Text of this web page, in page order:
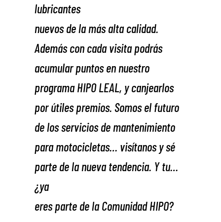
lubricantes
nuevos de la más alta calidad.
Además con cada visita podrás
acumular puntos en nuestro
programa HIPO LEAL, y canjearlos
por útiles premios. Somos el futuro
de los servicios de mantenimiento
para motocicletas… visítanos y sé
parte de la nueva tendencia. Y tu…
¿ya
eres parte de la Comunidad HIPO?